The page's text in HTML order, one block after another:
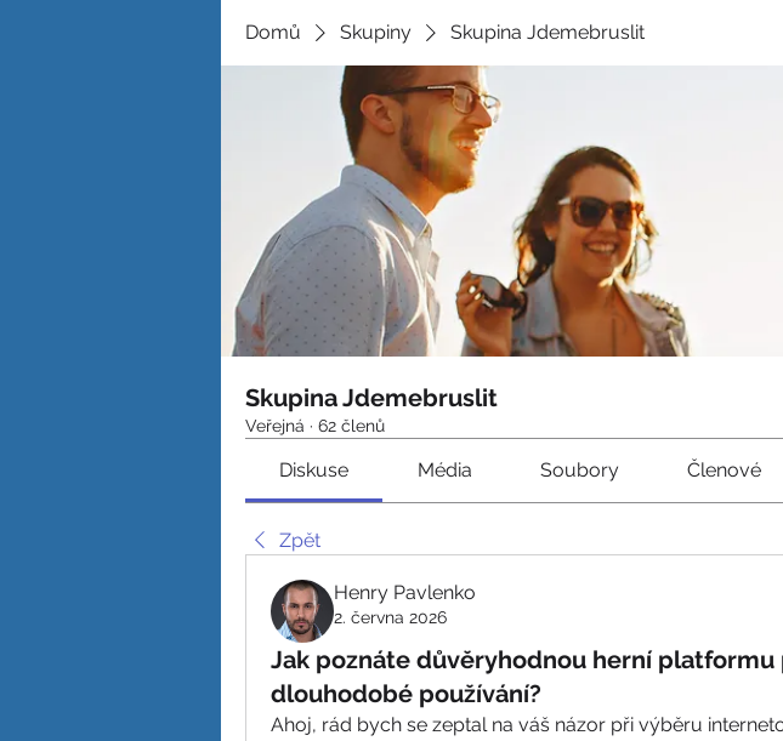
Domů Skupiny Skupina Jdemebruslit
Skupina Jdemebruslit
Veřejná · 62 členů
Diskuse Média Soubory Členové
Zpět
Henry Pavlenko
2. června 2026
Jak poznáte důvěryhodnou herní platformu
dlouhodobé používání?
Ahoj, rád bych se zeptal na váš názor při výběru